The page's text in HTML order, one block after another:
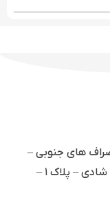
صراف های جنوبی –
خیابان ۲۵ غربی (قره تپه‌ای) – نبش کوچه شادی – پلاک ۱ –